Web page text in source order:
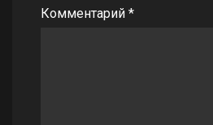
Комментарий *